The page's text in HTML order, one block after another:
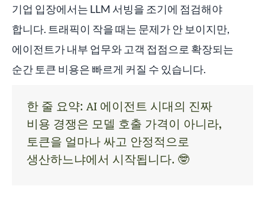
기업 입장에서는 LLM 서빙을 조기에 점검해야
합니다. 트래픽이 작을 때는 문제가 안 보이지만,
에이전트가 내부 업무와 고객 접점으로 확장되는
순간 토큰 비용은 빠르게 커질 수 있습니다.
한 줄 요약: AI 에이전트 시대의 진짜
비용 경쟁은 모델 호출 가격이 아니라,
토큰을 얼마나 싸고 안정적으로
생산하느냐에서 시작됩니다. 🤓